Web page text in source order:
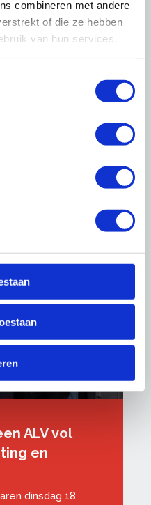
combineren met andere
of die ze hebben
van hun services.
ALV vol
en
dinsdag 18